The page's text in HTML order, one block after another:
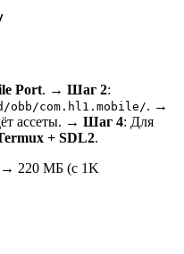
Port. → Шаг 2:
obb/com.hl1.mobile/. →
ассеты. → Шаг 4: Для
+ SDL2.
→ 220 МБ (с 1K